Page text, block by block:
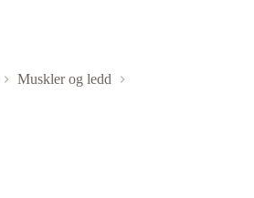
Muskler og ledd